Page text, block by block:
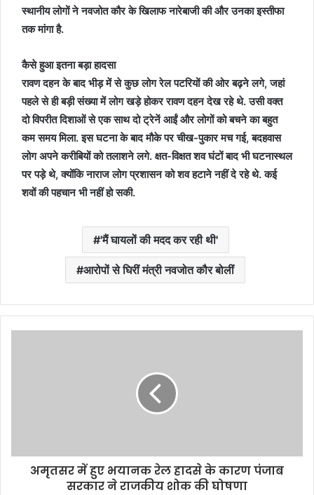
स्थानीय लोगों ने नवजोत कौर के खिलाफ नारेबाजी की और उनका इस्तीफा
तक मांगा है.
कैसे हुआ इतना बड़ा हादसा
रावण दहन के बाद भीड़ में से कुछ लोग रेल पटरियों की ओर बढ़ने लगे, जहां
पहले से ही बड़ी संख्या में लोग खड़े होकर रावण दहन देख रहे थे. उसी वक्त
दो विपरीत दिशाओं से एक साथ दो ट्रेनें आईं और लोगों को बचने का बहुत
कम समय मिला. इस घटना के बाद मौके पर चीख-पुकार मच गई, बदहवास
लोग अपने करीबियों को तलाशने लगे. क्षत-विक्षत शव घंटों बाद भी घटनास्थल
पर पड़े थे, क्योंकि नाराज लोग प्रशासन को शव हटाने नहीं दे रहे थे. कई
शवों की पहचान भी नहीं हो सकी.
'मैं घायलों की मदद कर रही थी'
आरोपों से घिरीं मंत्री नवजोत कौर बोलीं
अमृतसर में हुए भयानक रेल हादसे के कारण पंजाब
सरकार ने राजकीय शोक की घोषणा